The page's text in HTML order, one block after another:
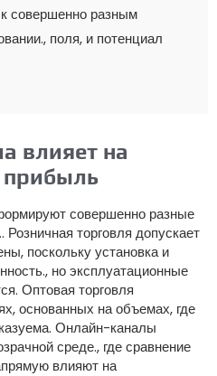
совершенно разным
поля, и потенциал
влияет на
совершенно разные
торговля допускает
поскольку установка и
но эксплуатационные
Оптовая торговля
основанных на объемах, где
Онлайн-каналы
среде., где сравнение
влияют на